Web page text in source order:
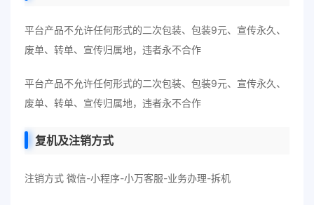
平台产品不允许任何形式的二次包装、包装9元、宣传永久、
废单、转单、宣传归属地，违者永不合作
平台产品不允许任何形式的二次包装、包装9元、宣传永久、
废单、转单、宣传归属地，违者永不合作
复机及注销方式
注销方式 微信-小程序-小万客服-业务办理-拆机